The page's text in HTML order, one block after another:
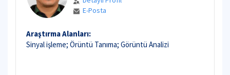
E-Posta
Araştırma Alanları:
Sinyal işleme; Örüntü Tanıma; Görüntü Analizi